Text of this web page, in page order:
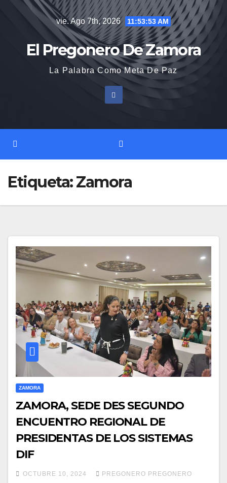
vie. Ago 7th, 2026 11:53:54 AM
El Pregonero De Zamora
La Palabra Como Meta De Paz
Etiqueta:Zamora
ZAMORA
ZAMORA, SEDE DES SEGUNDO
ENCUENTRO REGIONAL DE
PRESIDENTAS DE LOS SISTEMAS
DIF
OCTUBRE 10, 2024 PREGONERO PREGONERO